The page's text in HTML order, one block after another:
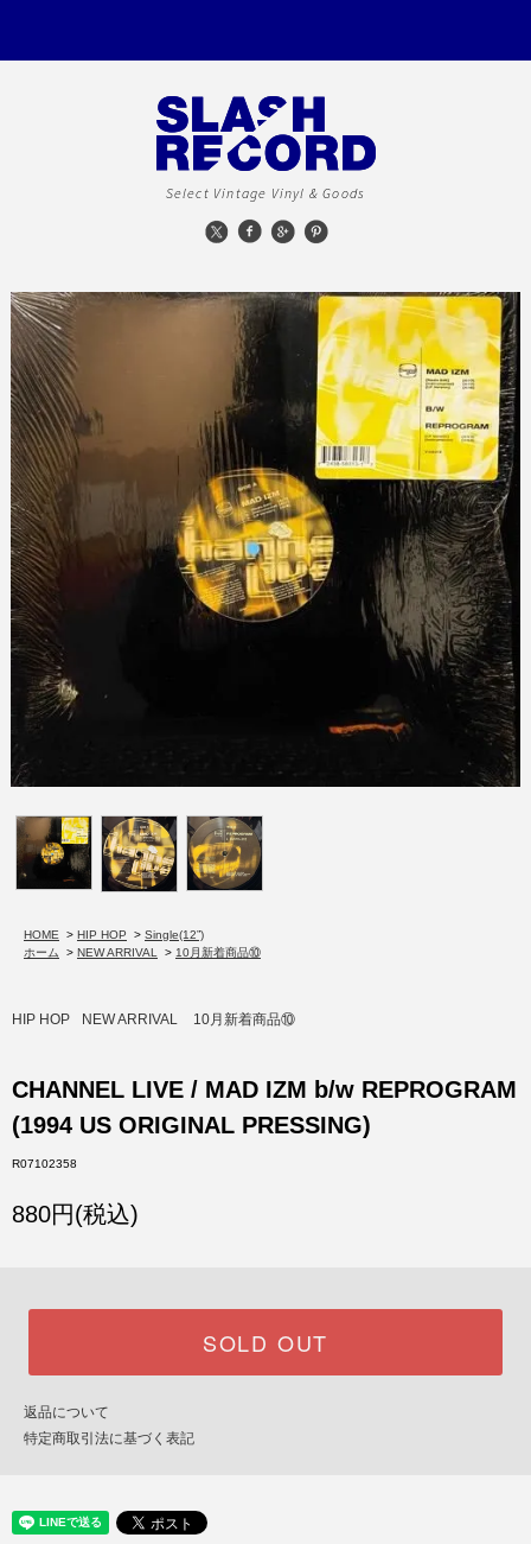
Select Vintage Vinyl & Goods
HOME > HIP HOP > Single(12”)
ホーム
> NEW ARRIVAL > 10月新着商品⑩
HIP HOP NEW ARRIVAL 10月新着商品⑩
CHANNEL LIVE / MAD IZM b/w REPROGRAM
(1994 US ORIGINAL PRESSING)
R07102358
880円(税込)
SOLD OUT
返品について
特定商取引法に基づく表記